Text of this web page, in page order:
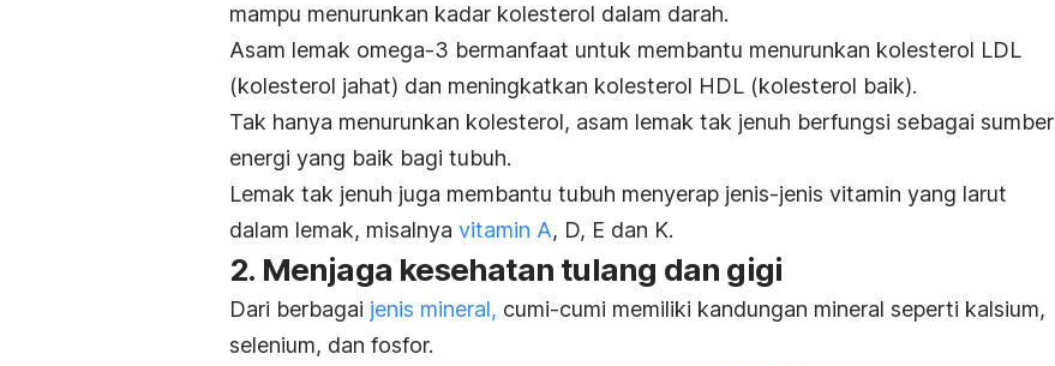
mampu menurunkan kadar kolesterol dalam darah.
Asam lemak omega-3 bermanfaat untuk membantu menurunkan kolesterol LDL
(kolesterol jahat) dan meningkatkan kolesterol HDL (kolesterol baik).
Tak hanya menurunkan kolesterol, asam lemak tak jenuh berfungsi sebagai sumber
energi yang baik bagi tubuh.
Lemak tak jenuh juga membantu tubuh menyerap jenis-jenis vitamin yang larut
dalam lemak, misalnya vitamin A, D, E dan K.
2. Menjaga kesehatan tulang dan gigi
Dari berbagai jenis mineral, cumi-cumi memiliki kandungan mineral seperti kalsium,
selenium, dan fosfor.